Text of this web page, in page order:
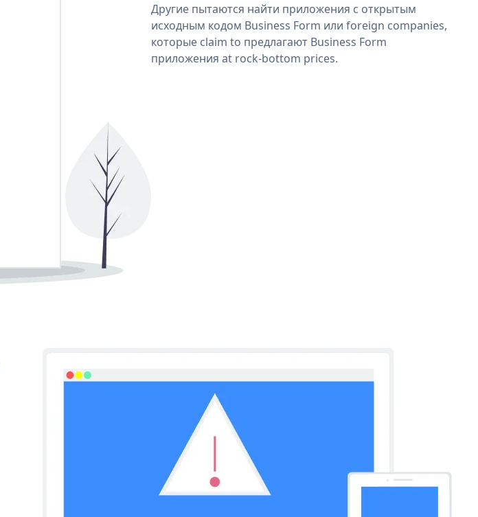
Другие пытаются найти приложения с открытым
исходным кодом Business Form или foreign companies,
которые claim to предлагают Business Form
приложения at rock-bottom prices.